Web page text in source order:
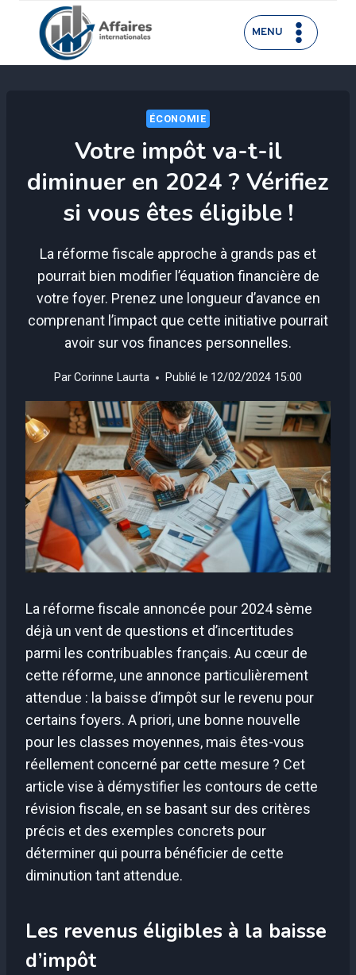
contenu
MENU
ÉCONOMIE
Votre impôt va-t-il
diminuer en 2024 ? Vérifiez
si vous êtes éligible !
La réforme fiscale approche à grands pas et
pourrait bien modifier l’équation financière de
votre foyer. Prenez une longueur d’avance en
comprenant l’impact que cette initiative pourrait
avoir sur vos finances personnelles.
ParCorinne Laurta Publié le 12/02/2024 15:00
La réforme fiscale annoncée pour 2024 sème
déjà un vent de questions et d’incertitudes
parmi les contribuables français. Au cœur de
cette réforme, une annonce particulièrement
attendue : la baisse d’impôt sur le revenu pour
certains foyers. A priori, une bonne nouvelle
pour les classes moyennes, mais êtes-vous
réellement concerné par cette mesure ? Cet
article vise à démystifier les contours de cette
révision fiscale, en se basant sur des critères
précis et des exemples concrets pour
déterminer qui pourra bénéficier de cette
diminution tant attendue.
Les revenus éligibles à la baisse
d’impôt